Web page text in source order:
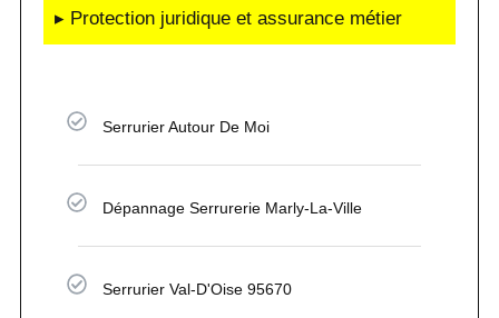
▸ Protection juridique et assurance métier
Serrurier Autour De Moi
Dépannage Serrurerie Marly-La-Ville
Serrurier Val-D'Oise 95670